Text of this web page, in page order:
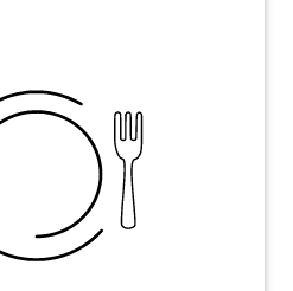
do zapoznania
idealnych
Twoich bliskich.